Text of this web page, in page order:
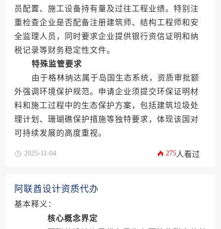
员配置、施工设备持有量及过往工程业绩。特别注
重检查企业是否配备注册建筑师、结构工程师和安
全监理人员，同时要求企业提供银行资信证明和纳
税记录等财务稳定性文件。
特殊监管要求
由于格林纳达属于岛国生态系统，资质审批额
外强调环境保护规范。申请企业须提交环保证明材
料和施工过程中的生态保护方案，包括建筑垃圾处
理计划、珊瑚礁保护措施等独特要求，体现该国对
可持续发展的高度重视。
2025-11-04 275人看过
阿联酋设计资质代办
基本释义：
核心概念界定